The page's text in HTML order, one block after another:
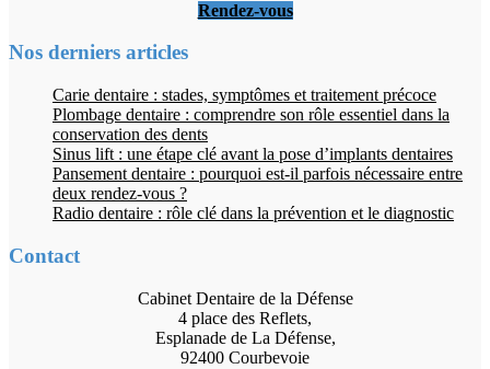
Rendez-vous
Nos derniers articles
Carie dentaire : stades, symptômes et traitement précoce
Plombage dentaire : comprendre son rôle essentiel dans la
conservation des dents
Sinus lift : une étape clé avant la pose d’implants dentaires
Pansement dentaire : pourquoi est-il parfois nécessaire entre
deux rendez-vous ?
Radio dentaire : rôle clé dans la prévention et le diagnostic
Contact
Cabinet Dentaire de la Défense
4 place des Reflets,
Esplanade de La Défense,
92400 Courbevoie